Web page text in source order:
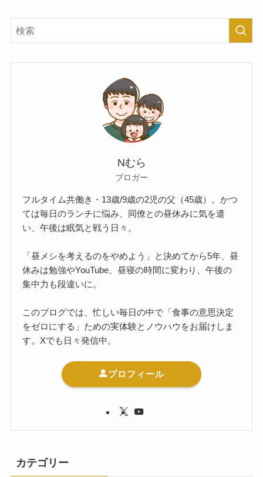
Nむら
ブロガー
フルタイム共働き・13歳/9歳の2児の父（45歳）。かつ
ては毎日のランチに悩み、同僚との昼休みに気を遣
い、午後は眠気と戦う日々。
「昼メシを考えるのをやめよう」と決めてから5年、昼
休みは勉強やYouTube、昼寝の時間に変わり、午後の
集中力も段違いに。
このブログでは、忙しい毎日の中で「食事の意思決定
をゼロにする」ための実体験とノウハウをお届けしま
す。Xでも日々発信中。
プロフィール
カテゴリー